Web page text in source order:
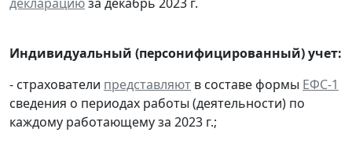
Индивидуальный (персонифицированный) учет:
- страхователи представляют в составе формы ЕФС-1
сведения о периодах работы (деятельности) по
каждому работающему за 2023 г.;